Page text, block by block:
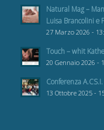
Natural Mag –
Luisa Brancolini e
27 Marzo 2026 -
Touch – whit
20 Gennaio 2026 -
Conferenza
13 Ottobre 2025 -